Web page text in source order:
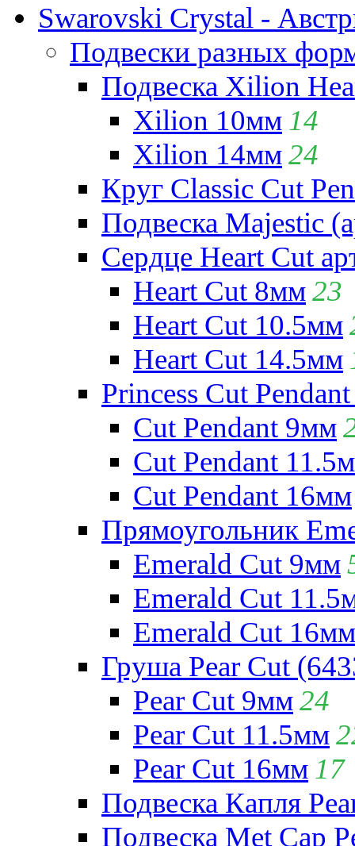
Swarovski Crystal -
Подвески разных
Подвеска Xilion
Xilion 10мм 14
Xilion 14мм24
Круг Classic Cut
Подвеска Majestic
Сердце Heart Cut
Heart Cut 8мм23
Heart Cut 10.5мм
Heart Cut 14.5мм
Princess Cut
Cut Pendant 9мм
Cut Pendant
Cut Pendant 16мм
Прямоугольник
Emerald Cut 9мм
Emerald Cut
Emerald Cut 16мм
Груша Pear Cut
Pear Cut 9мм24
Pear Cut 11.5мм
Pear Cut 16мм 17
Подвеска Капля
Подвеска Met Cap